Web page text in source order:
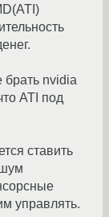
брать nvidia
ATI под
ставить
управлять.